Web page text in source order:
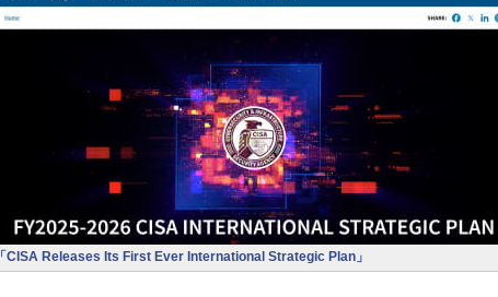
「CISA Releases Its First Ever International Strategic Plan」